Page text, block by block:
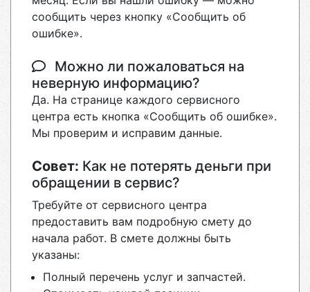
сообщить через кнопку «Сообщить об
ошибке».
Можно ли пожаловаться на
неверную информацию?
Да. На странице каждого сервисного
центра есть кнопка «Сообщить об ошибке».
Мы проверим и исправим данные.
Совет: Как не потерять деньги при
обращении в сервис?
Требуйте от сервисного центра
предоставить вам подробную смету до
начала работ. В смете должны быть
указаны:
Полный перечень услуг и запчастей.